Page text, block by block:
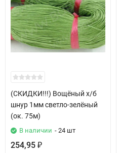
(СКИДКИ!!!) Вощёный х/б
шнур 1мм светло-зелёный
(ок. 75м)
В наличии - 24 шт
254,95 ₽